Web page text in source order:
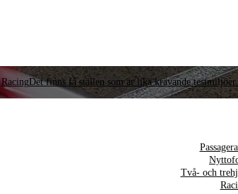
RacingDet finns få ställen som är lika krävande
Två- och